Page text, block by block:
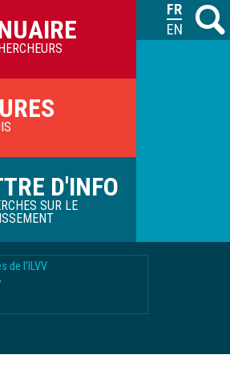
M
D'INFO
SUR LE
de l'ILVV
FRANÇAIS
ENGLISH